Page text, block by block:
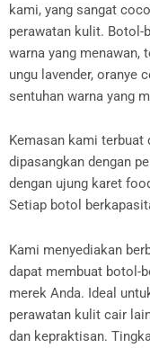
kami, yang sangat
perawatan kulit. Botol-
warna yang menawan,
ungu lavender, oranye
sentuhan warna yang
Kemasan kami
dipasangkan dengan
dengan ujung karet
Setiap botol
Kami menyediakan
dapat membuat botol-
merek Anda. Ideal
perawatan kulit cair
dan kepraktisan.